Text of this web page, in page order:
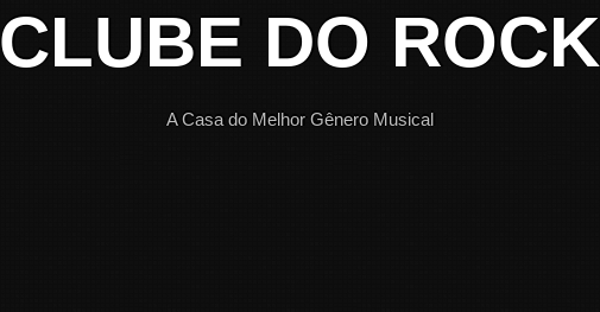
CLUBE DO ROCK
A Casa do Melhor Gênero Musical